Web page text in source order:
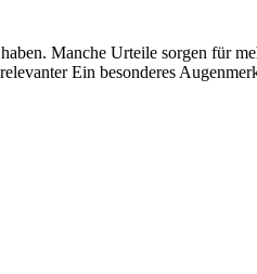
Manche Urteile sorgen für
Ein besonderes